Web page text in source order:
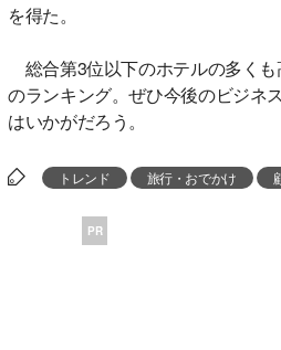
を得た。
総合第3位以下のホテルの多く
のランキング。ぜひ今後のビジネ
はいかがだろう。
トレンド 旅行・おでかけ
PR